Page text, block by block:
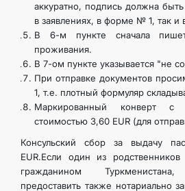
аккуратно, подпись должна
в заявлениях, в форме № 1, так и
В 6-м пункте сначала
проживания.
В 7-ом пункте указывается "не
При отправке документов
1, т.е. плотный формуляр
Маркированный конверт с
стоимостью 3,60 EUR (для
Консульский сбор за выдачу
EUR.Если один из
гражданином
предоставить также нотариально